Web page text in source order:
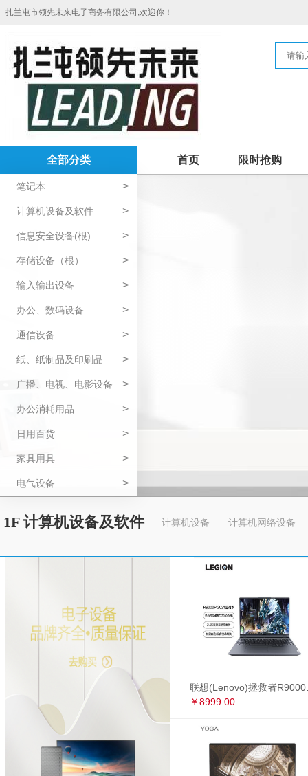
扎兰屯市领先未来电子商务有限公司,欢迎你！
全部分类
笔记本 >
计算机设备及软件 >
信息安全设备(根) >
存储设备（根） >
输入输出设备 >
办公、数码设备 >
通信设备 >
纸、纸制品及印刷品 >
广播、电视、电影设备 >
办公消耗用品 >
日用百货 >
家具用具 >
电气设备 >
首页 限时抢购
1F 计算机设备及软件 计算机设备 计算机网络设备
￥8999.00